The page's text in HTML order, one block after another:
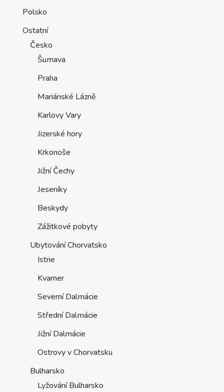
Polsko
Ostatní
Česko
Šumava
Praha
Mariánské Lázně
Karlovy Vary
Jizerské hory
Krkonoše
Jižní Čechy
Jeseníky
Beskydy
Zážitkové pobyty
Ubytování Chorvatsko
Istrie
Kvarner
Severní Dalmácie
Střední Dalmácie
Jižní Dalmácie
Ostrovy v Chorvatsku
Bulharsko
Lyžování Bulharsko